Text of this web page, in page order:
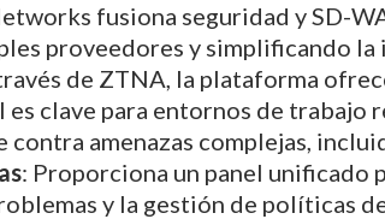
fusiona seguridad y SD-
proveedores y simplificando
de ZTNA, la plataforma
clave para entornos de trabajo
amenazas complejas,
: Proporciona un panel unificado
y la gestión de políticas